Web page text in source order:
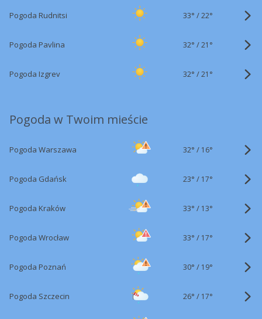
Pogoda Rudnitsi 33° /22°
Pogoda Pavlina 32° /21°
Pogoda Izgrev 32° /21°
Pogoda w Twoim mieście
Pogoda Warszawa 32° / 16°
Pogoda Gdańsk 23° / 17°
Pogoda Kraków 33° / 13°
Pogoda Wrocław 33° / 17°
Pogoda Poznań 30° / 19°
Pogoda Szczecin 26° / 17°